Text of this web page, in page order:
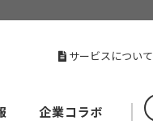
企業コラボ
サービスについて